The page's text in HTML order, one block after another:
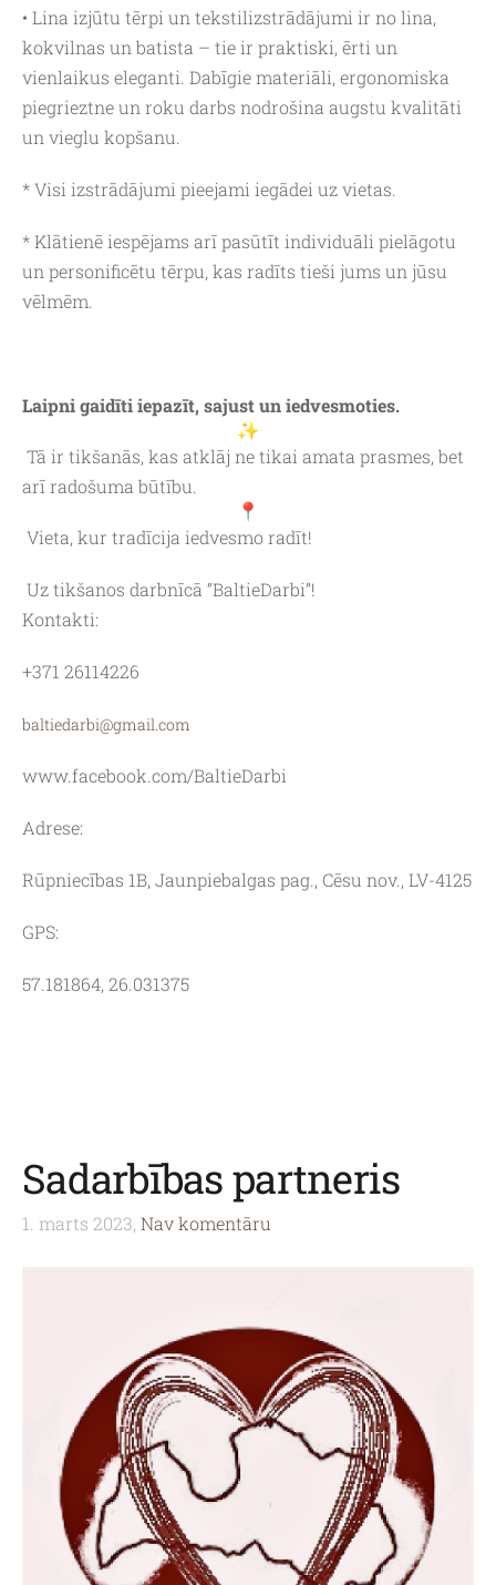
• Lina izjūtu tērpi un tekstilizstrādājumi ir no lina,
kokvilnas un batista – tie ir praktiski, ērti un
vienlaikus eleganti. Dabīgie materiāli, ergonomiska
piegrieztne un roku darbs nodrošina augstu kvalitāti
un vieglu kopšanu.
* Visi izstrādājumi pieejami iegādei uz vietas.
* Klātienē iespējams arī pasūtīt individuāli pielāgotu
un personificētu tērpu, kas radīts tieši jums un jūsu
vēlmēm.
Laipni gaidīti iepazīt, sajust un iedvesmoties.
Tā ir tikšanās, kas atklāj ne tikai amata prasmes, bet
arī radošuma būtību.
Vieta, kur tradīcija iedvesmo radīt!
Uz tikšanos darbnīcā “BaltieDarbi”!
Kontakti:
+371 26114226
baltiedarbi@gmail.com
www.facebook.com/BaltieDarbi
Adrese:
Rūpniecības 1B, Jaunpiebalgas pag., Cēsu nov., LV-4125
GPS:
57.181864, 26.031375
Sadarbības partneris
1. marts 2023, Nav komentāru